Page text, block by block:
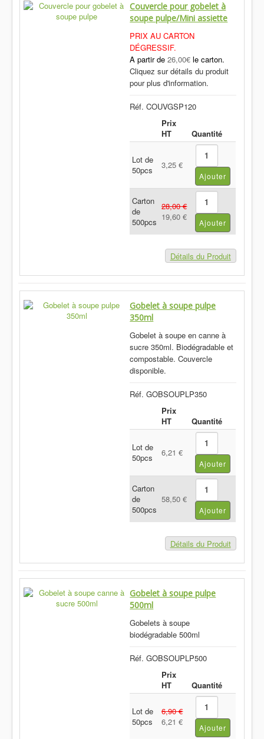
Couvercle pour gobelet à
soupe pulpe/Mini assiette
PRIX AU CARTON
DÉGRESSIF.
A partir de 26,00€ le carton.
Cliquez sur détails du produit
pour plus d'information.
Réf. COUVGSP120
Prix
HT
Quantité
Lot de
50pcs
3,25 €
Carton
de
500pcs
28,00 €
19,60 €
Détails du Produit
Gobelet à soupe pulpe
350ml
Gobelet à soupe en canne à
sucre 350ml. Biodégradable et
compostable. Couvercle
disponible.
Réf. GOBSOUPLP350
Prix
HT
Quantité
Lot de
50pcs
6,21 €
Carton
de
500pcs
58,50 €
Détails du Produit
Gobelet à soupe pulpe
500ml
Gobelets à soupe
biodégradable 500ml
Réf. GOBSOUPLP500
Prix
HT
Quantité
Lot de
50pcs
6,90 €
6,21 €